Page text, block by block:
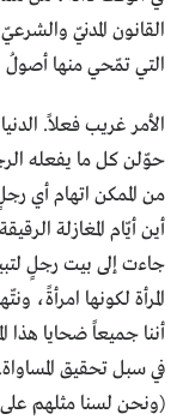
القانون المدنيّ
التي تمّحي منها أصولُ
الأمر غريب فعلاً.
حوّلن كل ما يفعله
من الممكن اتهام أي
أين أيّام المغازلة
جاءت إلى بيت رجلٍ
المرأة لكونها امرأةً،
أننا جميعاً ضحايا هذا
في سبل تحقيق
(ونحن لسنا مثلهم